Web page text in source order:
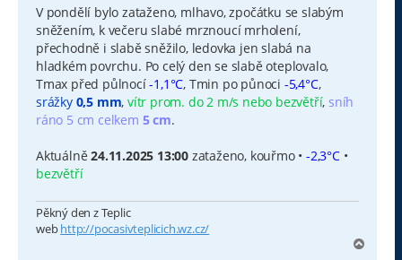
s
p
ě
v
e
k
V pondělí bylo zataženo, mlhavo, zpočátku se slabým
sněžením, k večeru slabé mrznoucí mrholení,
přechodně i slabě sněžilo, ledovka jen slabá na
hladkém povrchu. Po celý den se slabě oteplovalo,
Tmax před půlnocí-1,1°C, Tmin po půnoci -5,4°C,
srážky 0,5 mm,vítr prom. do 2 m/s nebo bezvětří, sníh
ráno 5 cm celkem 5 cm.
Aktuálně24.11.2025 13:00 zataženo, kouřmo •-2,3°C•
bezvětří
Pěkný den z Teplic
webhttp://pocasivteplicich.wz.cz/